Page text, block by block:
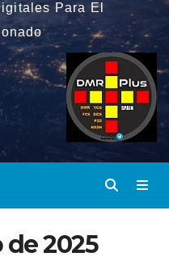
Para El
de 2025